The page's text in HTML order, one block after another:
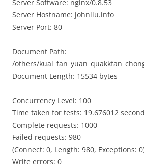
Server Software: nginx/0.8.53
Server Hostname: johnliu.info
Server Port: 80
Document Path:
/others/
Document Length: 15534 bytes
Concurrency Level: 100
Time taken for tests: 19.676012
Complete requests: 1000
Failed requests: 980
(Connect: 0, Length: 980, Exceptions:
Write errors: 0